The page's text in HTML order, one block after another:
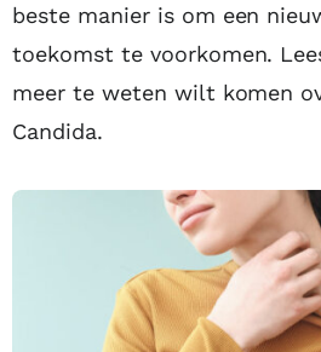
beste manier is om een
toekomst te voorkomen.
meer te weten wilt komen
Candida.